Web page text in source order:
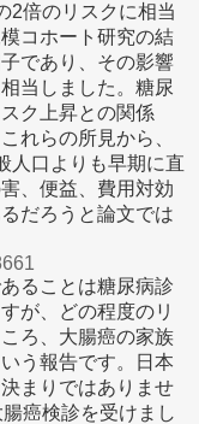
2倍のリスクに相当
コホート研究の結
であり、その影響
当しました。糖尿
ク上昇との関係
れらの所見から、
人口よりも早期に直
、便益、費用対効
だろうと論文では
ることは糖尿病診
が、どの程度のリ
ろ、大腸癌の家族
う報告です。日本
まりではありませ
癌検診を受けまし